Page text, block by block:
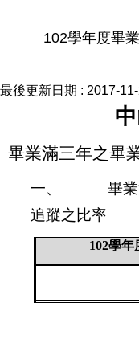
102學年度畢
最後更新日期 : 2017-
畢業滿三年之畢
一、 畢
追蹤之比率
102學年